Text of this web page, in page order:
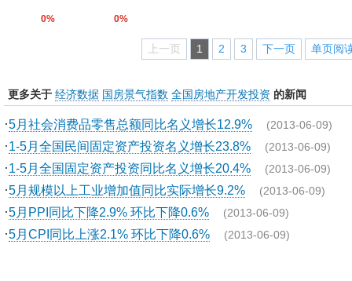
0% 0%
上一页 1 2 3 下一页 单页阅
更多关于 经济数据 国房景气指数 全国房地产开发投资 的新闻
·5月社会消费品零售总额同比名义增长12.9% (2013-06-09)
·1-5月全国民间固定资产投资名义增长23.8% (2013-06-09)
·1-5月全国固定资产投资同比名义增长20.4% (2013-06-09)
·5月规模以上工业增加值同比实际增长9.2% (2013-06-09)
·5月PPI同比下降2.9% 环比下降0.6% (2013-06-09)
·5月CPI同比上涨2.1% 环比下降0.6% (2013-06-09)